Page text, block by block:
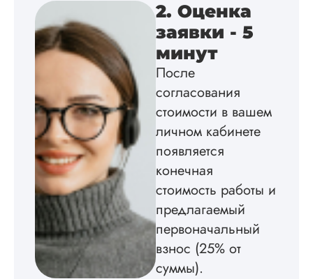
содействие, буду и
дальше заказывать
работы здесь.
Дата:2025-02-19
Диссертацию
на совесть: тут и
структура, и
оформление.
2. Оценка
заявки - 5
минут
После
согласования
стоимости в вашем
личном кабинете
появляется
конечная
стоимость работы и
предлагаемый
первоначальный
взнос (25% от
суммы).